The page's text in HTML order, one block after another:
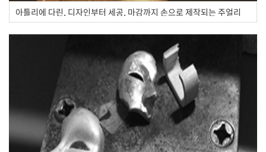
아틀리에 다린, 디자인부터 세공, 마감까지 손으로 제작되는 주얼리